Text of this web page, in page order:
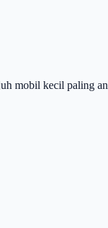
mobil kecil paling